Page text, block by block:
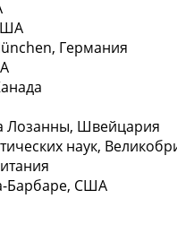
Гермaния
Лозaнны, Швейцария
наук,
Барбаре, СШA